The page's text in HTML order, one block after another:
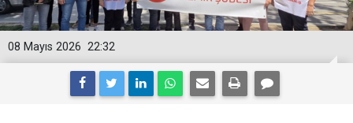
22:32
08 Mayıs 2026